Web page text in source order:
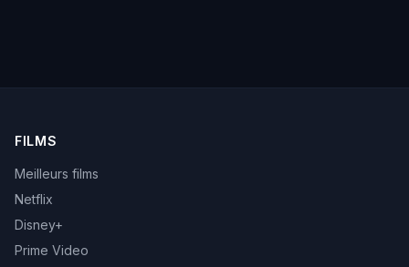
FILMS
Meilleurs films
Netflix
Disney+
Prime Video